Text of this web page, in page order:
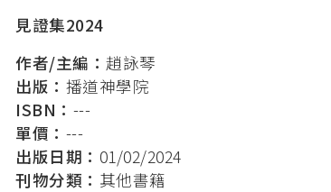
基督教教育文學碩士
教牧進深學位
神學碩士 (ThM)
教牧學博士/教牧學文學碩士
(DMin/MAPM)
釋經講道深造微證書 (PMEP)
見證集2024
作者/主編： 趙詠琴
出版： 播道神學院
ISBN： ---
單價： ---
出版日期： 01/02/2024
刊物分類： 其他書籍